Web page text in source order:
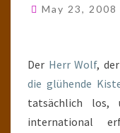
May 23, 2008
Der Herr Wolf,
die glühende
tatsächlich
international